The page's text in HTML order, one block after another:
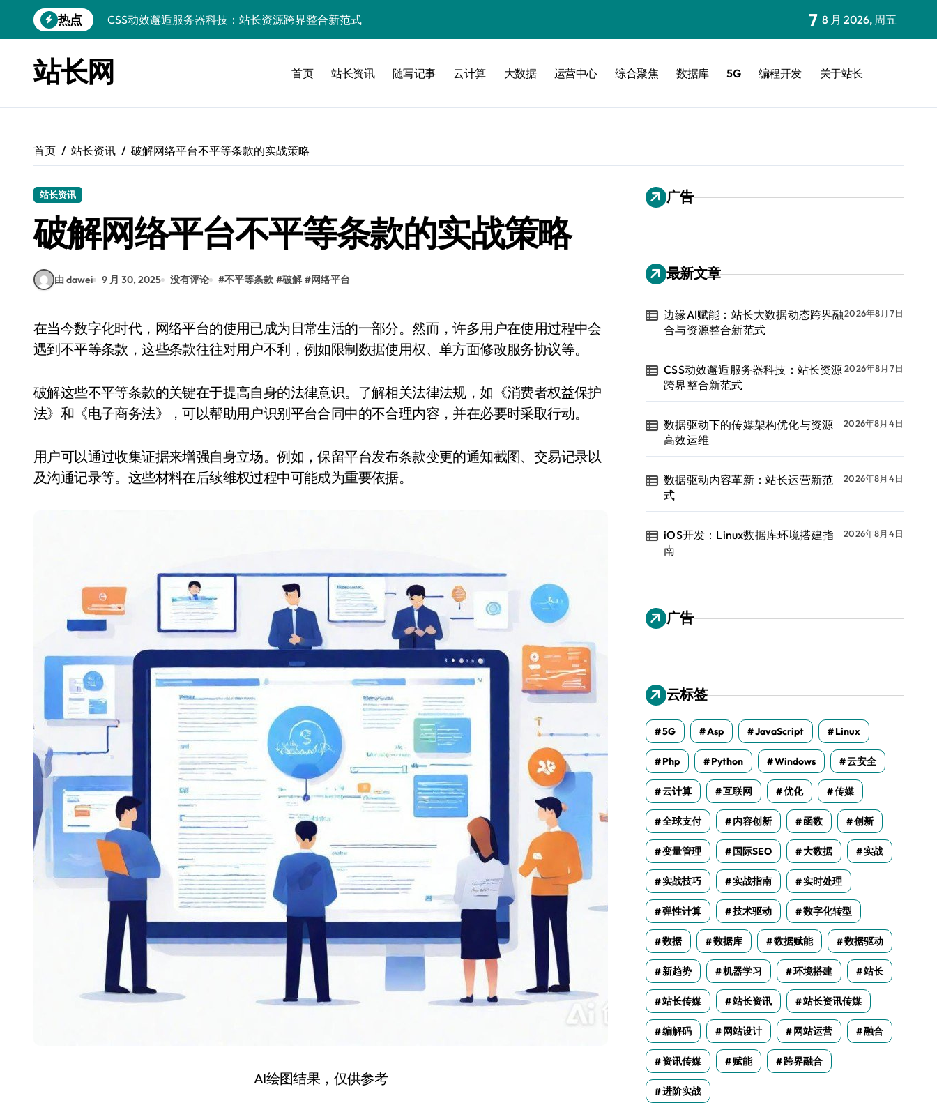
到
热点
数据驱动内容革新：站长运营新范式
iOS开发：Linux数据库环境搭建指南
Go开发实战：Linux数据库配置与优化
数据驱动传媒革新：站长五大核心策略
数据驱动内容增长：站长运营新策略
边缘AI赋能：站长大数据动态跨界融合与资源整合新范式
7 8 月 2026, 周五
站长网 首页 站长资讯 随写记事 云计算 大数据 运营中心 综合聚焦 数据库 5G 编程开发 关于站长
首页 站长资讯 破解网络平台不平等条款的实战策略
站长资讯
破解网络平台不平等条款的实战策略
由 dawei 9 月 30, 2025 没有评论 #不平等条款 #破解 #网络平台
在当今数字化时代，网络平台的使用已成为日常生活的一部分。然而，许多用户在使用过程中会
遇到不平等条款，这些条款往往对用户不利，例如限制数据使用权、单方面修改服务协议等。
破解这些不平等条款的关键在于提高自身的法律意识。了解相关法律法规，如《消费者权益保护
法》和《电子商务法》，可以帮助用户识别平台合同中的不合理内容，并在必要时采取行动。
用户可以通过收集证据来增强自身立场。例如，保留平台发布条款变更的通知截图、交易记录以
及沟通记录等。这些材料在后续维权过程中可能成为重要依据。
AI绘图结果，仅供参考
广告
最新文章
边缘AI赋能：站长大数据动态跨界融
合与资源整合新范式
2026年8月7日
CSS动效邂逅服务器科技：站长资源
跨界整合新范式
2026年8月7日
数据驱动下的传媒架构优化与资源
高效运维
2026年8月4日
数据驱动内容革新：站长运营新范
式
2026年8月4日
iOS开发：Linux数据库环境搭建指
南
2026年8月4日
广告
云标签
5G Asp JavaScript Linux
Php Python Windows 云安全
云计算 互联网 优化 传媒
全球支付 内容创新 函数 创新
变量管理 国际SEO 大数据 实战
实战技巧 实战指南 实时处理
弹性计算 技术驱动 数字化转型
数据 数据库 数据赋能 数据驱动
新趋势 机器学习 环境搭建 站长
站长传媒 站长资讯 站长资讯传媒
编解码 网站设计 网站运营 融合
资讯传媒 赋能 跨界融合
进阶实战